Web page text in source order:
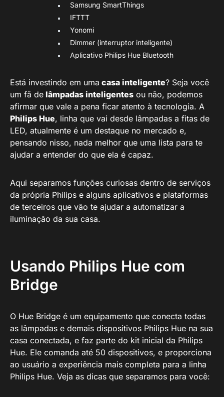
Samsung SmartThings
IFTTT
Yonomi
Dimmer (interruptor inteligente)
Aplicativo Philips Hue Bluetooth
Está investindo em uma casa inteligente? Seja você
um fã de lâmpadas inteligentes ou não, podemos
afirmar que vale a pena ficar atento à tecnologia. A
Philips Hue, linha que vai desde lâmpadas a fitas de
LED, atualmente é um destaque no mercado e,
pensando nisso, nada melhor que uma lista para te
ajudar a entender do que ela é capaz.
Aqui separamos funções curiosas dentro de serviços
da própria Philips e alguns aplicativos e plataformas
de terceiros que vão te ajudar a automatizar a
iluminação da sua casa.
Usando Philips Hue com
Bridge
O Hue Bridge é um equipamento que conecta todas
as lâmpadas e demais dispositivos Philips Hue na sua
casa conectada, e faz parte do kit inicial da Philips
Hue. Ele comanda até 50 dispositivos, e proporciona
ao usuário a experiência mais completa para a linha
Philips Hue. Veja as dicas que separamos para você: